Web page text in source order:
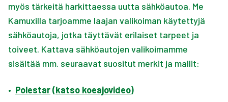
myös tärkeitä harkittaessa uutta sähköautoa. Me
Kamuxilla tarjoamme laajan valikoiman käytettyjä
sähköautoja, jotka täyttävät erilaiset tarpeet ja
toiveet. Kattava sähköautojen valikoimamme
sisältää mm. seuraavat suositut merkit ja mallit:
• Polestar(katso koeajovideo)